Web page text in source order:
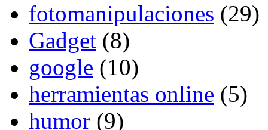
fotomanipulaciones (29)
Gadget (8)
google (10)
herramientas online (5)
humor (9)